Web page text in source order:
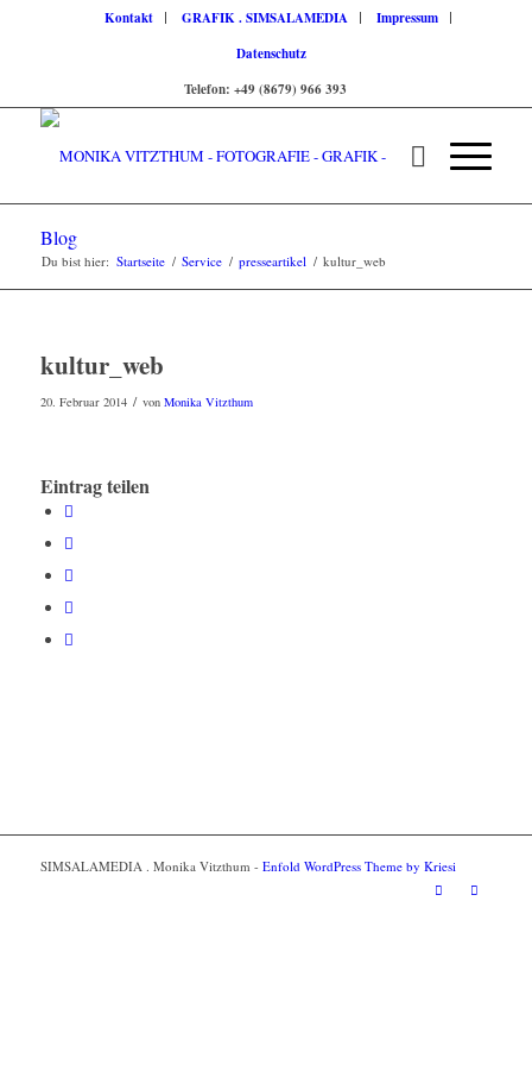
Kontakt GRAFIK . SIMSALAMEDIA
Impressum
Datenschutz
Telefon: +49 (8679) 966 393
Blog
Du bist hier: Startseite / Service / presseartikel / kultur_web
kultur_web
20. Februar 2014 / von Monika Vitzthum
Eintrag teilen
SIMSALAMEDIA . Monika Vitzthum - Enfold WordPress Theme by Kriesi